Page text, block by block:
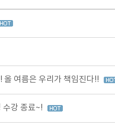
여름은 우리가 책임진다!!
강 종료~!